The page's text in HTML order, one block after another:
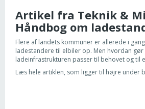
Artikel fra Teknik &
Håndbog om
Flere af landets kommuner er allerede i
ladestandere til elbiler op. Men hvordan gør
ladeinfrastrukturen passer til behovet og til
Læs hele artiklen, som ligger til højre under